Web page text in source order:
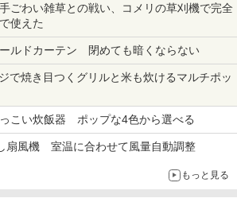
ごわい雑草との戦い、コメリの草刈機で完全
使えた
ルドカーテン 閉めても暗くならない
で焼き目つくグリルと米も炊けるマルチポッ
こい炊飯器 ポップな4色から選べる
扇風機 室温に合わせて風量自動調整
もっと見る